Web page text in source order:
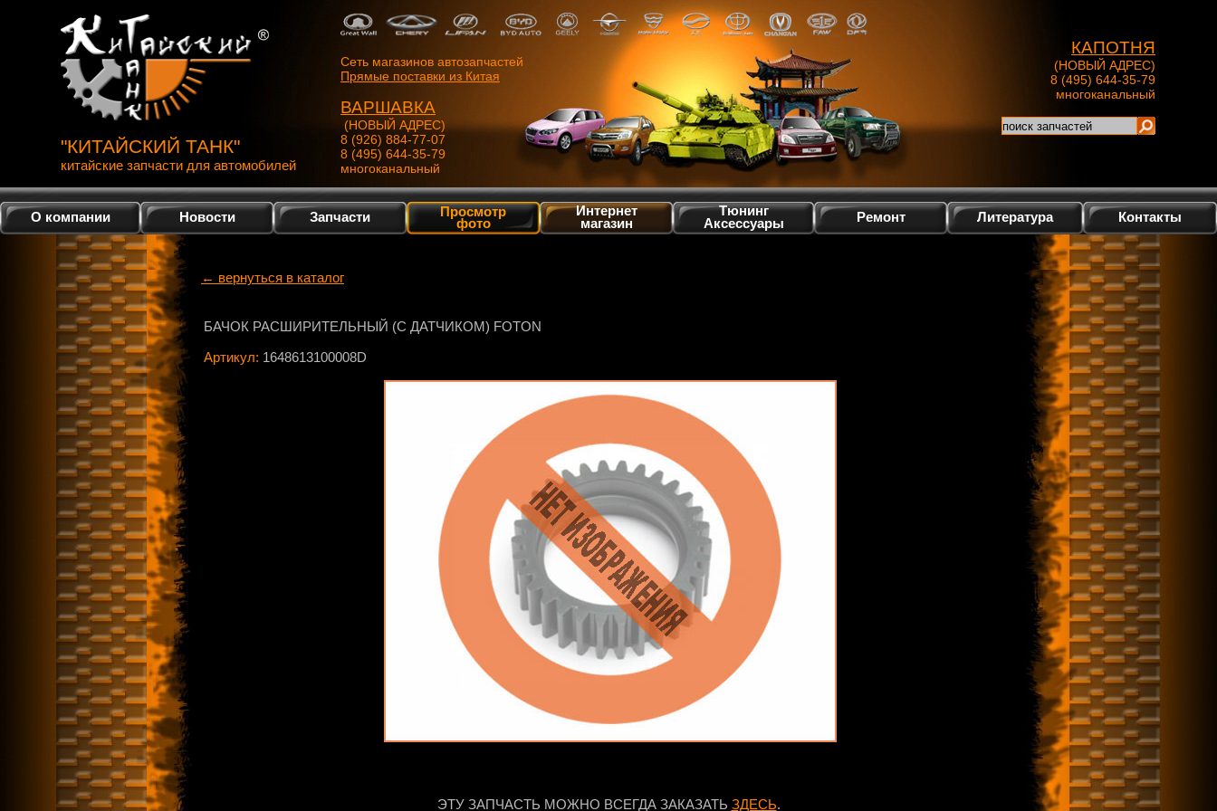
"КИТАЙСКИЙ ТАНК"
китайские запчасти для автомобилей
Сеть магазинов автозапчастей
Прямые поставки из Китая
ВАРШАВКА
(НОВЫЙ АДРЕС)
8 (926) 884-77-07
8 (495) 644-35-79
многоканальный
КАПОТНЯ
(НОВЫЙ АДРЕС)
8 (495) 644-35-79
многоканальный
О компании Новости Запчасти Просмотр
фото
Интернет
магазин
Тюнинг
Аксессуары
Ремонт Литература Контакты
← вернуться в каталог
БАЧОК РАСШИРИТЕЛЬНЫЙ (С ДАТЧИКОМ) FOTON
Артикул: 1648613100008D
ЭТУ ЗАПЧАСТЬ МОЖНО ВСЕГДА ЗАКАЗАТЬ ЗДЕСЬ.